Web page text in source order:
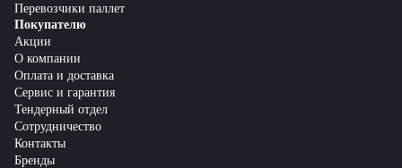
Перевозчики паллет
Покупателю
Акции
О компании
Оплата и доставка
Сервис и гарантия
Тендерный отдел
Сотрудничество
Контакты
Бренды